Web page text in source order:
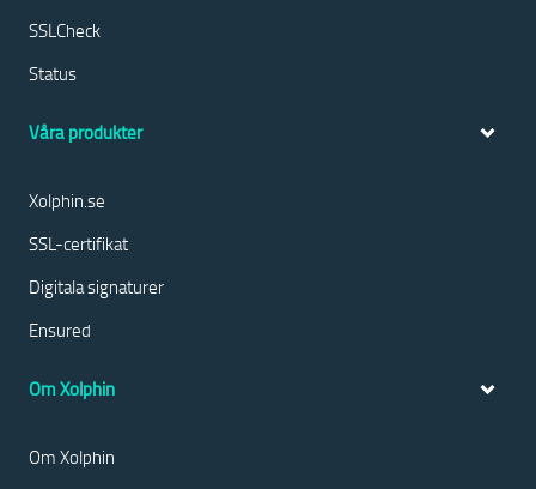
SSLCheck
Status
Våra produkter
Xolphin.se
SSL-certifikat
Digitala signaturer
Ensured
Om Xolphin
Om Xolphin